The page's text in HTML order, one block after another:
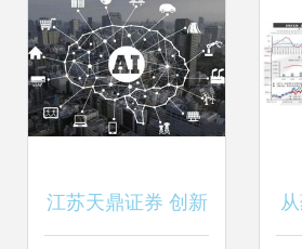
江苏天鼎证券 创新